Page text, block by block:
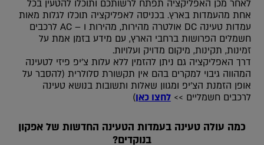
לאחר מכן האפליקציה תפתח לרשותכם ותוכלו להטעין בכל
אחת מהעמדות בארץ. בכניסה לאפליקציה תוכלו לגלות מאות
עמדות טעינה DC אולטרה מהירות, מהירות ו – AC לרכבים
חשמלים הפרושות ברחבי הארץ, עם מידע בזמן אמת על
זמינות, תקינות, מיקום מדויק ועלויות.
דרך האפליקציה גם ניתן להזמין ללא עלות צ’יפ פיזי לטעינה
המהווה גיבוי למקרים בהם אין תקשורת סלולרית (להסבר על
אופן הזמנת הצ’יפ ומגוון שאלות ותשובות בנושא טעינה
לרכבים חשמליים >>לחצו כאן)
כמה עולה טעינה בעמדות הטעינה החדשות של אפקון
בנוקדים?